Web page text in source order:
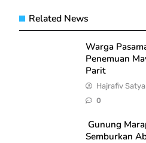
Related News
Warga
Penemuan
Parit
Hajrafiv
0
Gunung
Semburkan